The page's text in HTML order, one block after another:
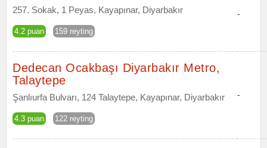
257. Sokak, 1 Peyas, Kayapınar, Diyarbakır
4.2 puan 159 reyting
-
Dedecan Ocakbaşı Diyarbakır Metro,
Talaytepe
Şanlıurfa Bulvarı, 124 Talaytepe, Kayapınar, Diyarbakır
4.3 puan 122 reyting
-